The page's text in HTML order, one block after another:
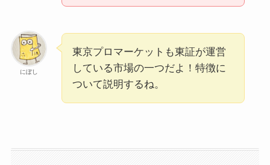
にぼし
東京プロマーケットも東証が運営
している市場の一つだよ！特徴に
ついて説明するね。